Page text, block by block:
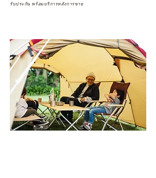
รับประกัน พร้อมบริการหลังการขาย